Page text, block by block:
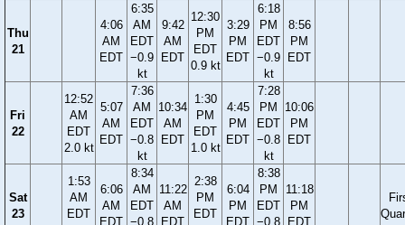
Thu
21
4:06
AM
EDT
6:35
AM
EDT
−0.9
kt
9:42
AM
EDT
12:30
PM
EDT
0.9 kt
3:29
PM
EDT
6:18
PM
EDT
−0.9
kt
8:56
PM
EDT
Fri
22
12:52
AM
EDT
2.0 kt
5:07
AM
EDT
7:36
AM
EDT
−0.8
kt
10:34
AM
EDT
1:30
PM
EDT
1.0 kt
4:45
PM
EDT
7:28
PM
EDT
−0.8
kt
10:06
PM
EDT
Sat
23
1:53
AM
EDT
6:06
AM
EDT
8:34
AM
EDT
−0.8
11:22
AM
EDT
2:38
PM
EDT
6:04
PM
EDT
8:38
PM
EDT
−0.8
11:18
PM
EDT